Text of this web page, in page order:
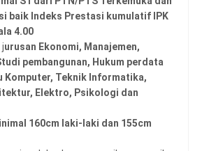
baik Indeks Prestasi kumulatif IPK
4.00
urusan Ekonomi, Manajemen,
pembangunan, Hukum perdata
Komputer, Teknik Informatika,
Elektro, Psikologi dan
160cm laki-laki dan 155cm